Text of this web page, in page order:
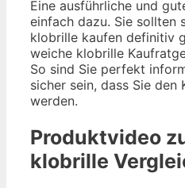
Eine ausführliche und
einfach dazu. Sie sollten
klobrille kaufen definitiv
weiche klobrille
So sind Sie perfekt
sicher sein, dass Sie den
werden.
Produktvideo
klobrille